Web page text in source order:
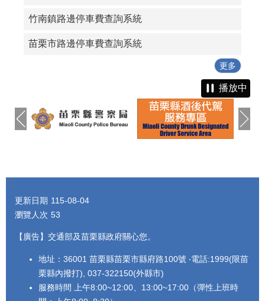
竹南鎮路邊停車費查詢系統
苗栗市路邊停車費查詢系統
更多
播放中
:::
更新日期 115-08-04
瀏覽人次 53
【廣告】交通部及苗栗縣政府關心您。
地址：36001 苗栗縣苗栗市縣府路100號 ‧電話:1999(限苗
栗縣內撥打), 037-322150(外縣市)
服務時間 上午8:00~12:00、13:00~17:00（彈性上班時